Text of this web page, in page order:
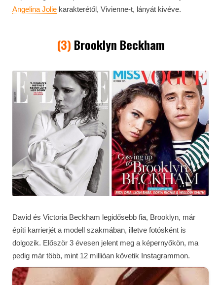
Angelina Jolie karakterétől, Vivienne-t, lányát kivéve.
(3) Brooklyn Beckham
David és Victoria Beckham legidősebb fia, Brooklyn, már
építi karrierjét a modell szakmában, illetve fotósként is
dolgozik. Először 3 évesen jelent meg a képernyőkön, ma
pedig már több, mint 12 millióan követik Instagrammon.